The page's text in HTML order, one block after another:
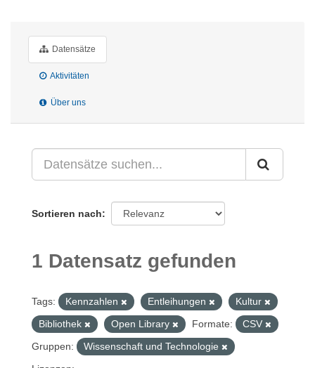
Datensätze
Aktivitäten
Über uns
Sortieren nach
1 Datensatz gefunden
Tags: Kennzahlen Entleihungen
Kultur
Bibliothek
Open Library Formate:
CSV
Gruppen:
Wissenschaft und Technologie